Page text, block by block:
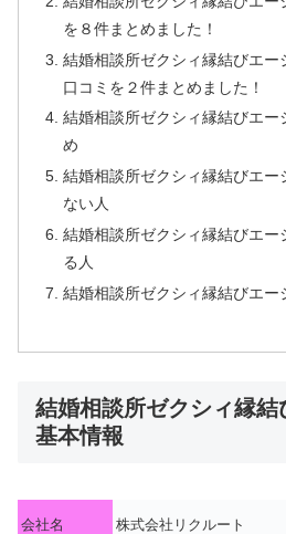
を８件まとめました！
結婚相談所ゼクシィ縁結びエー
口コミを２件まとめました！
結婚相談所ゼクシィ縁結びエー
め
結婚相談所ゼクシィ縁結びエー
ない人
結婚相談所ゼクシィ縁結びエー
る人
結婚相談所ゼクシィ縁結びエー
結婚相談所ゼクシィ縁
基本情報
会社名 株式会社リクルート